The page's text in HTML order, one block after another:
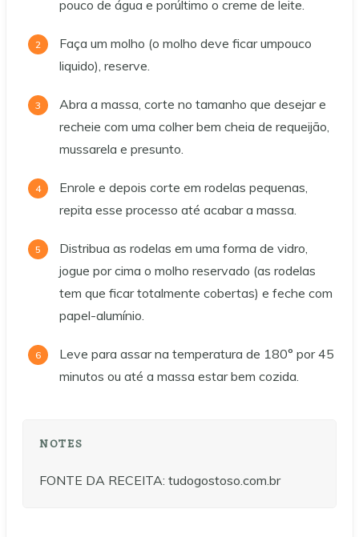
pouco de água e porúltimo o creme de leite.
Faça um molho (o molho deve ficar umpouco
liquido), reserve.
Abra a massa, corte no tamanho que desejar e
recheie com uma colher bem cheia de requeijão,
mussarela e presunto.
Enrole e depois corte em rodelas pequenas,
repita esse processo até acabar a massa.
Distribua as rodelas em uma forma de vidro,
jogue por cima o molho reservado (as rodelas
tem que ficar totalmente cobertas) e feche com
papel-alumínio.
Leve para assar na temperatura de 180° por 45
minutos ou até a massa estar bem cozida.
NOTES
FONTE DA RECEITA: tudogostoso.com.br